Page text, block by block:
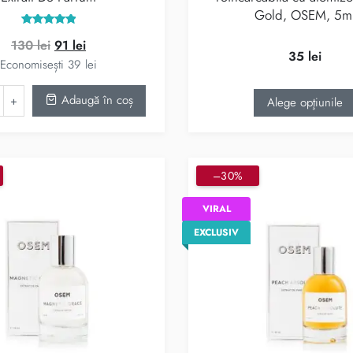
5.00
din 5
130lei Prețul
inițial
a
fost:
91 leiPrețul
curent
este:
91 lei.
Economisești 39 lei
Adaugă în coș
Gold, OSEM,
35 lei
Alege opţiunile
–30%
VIRAL
EXCLUSIV